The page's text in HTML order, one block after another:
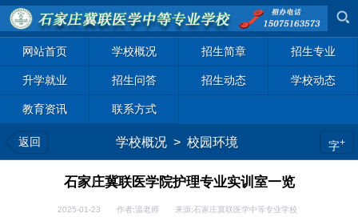
网站首页 学校概况 招生简章 招生专业
升学就业 招生问答 招生动态 学校动态
教育资讯 联系方式
返回 学校概况 > 校园环境 字+
石家庄冀联医学院护理专业实训室一览
2025-01-23 作者:温老师 来源:石家庄冀联医学中等专业学校